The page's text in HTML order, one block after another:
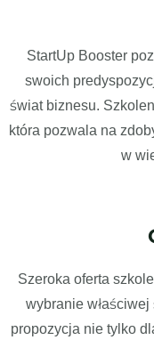
StartUp Booster
swoich
świat biznesu.
która pozwala na
w
Szeroka oferta
wybranie
propozycja nie tylko